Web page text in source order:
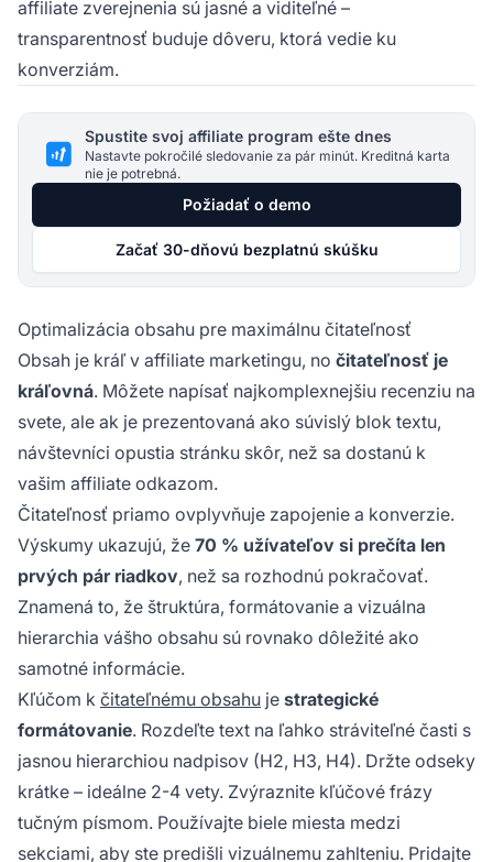
affiliate zverejnenia sú jasné a viditeľné –
transparentnosť buduje dôveru, ktorá vedie ku
konverziám.
Spustite svoj affiliate program ešte dnes
Nastavte pokročilé sledovanie za pár minút. Kreditná karta
nie je potrebná.
Požiadať o demo
Začať 30-dňovú bezplatnú skúšku
Optimalizácia obsahu pre maximálnu čitateľnosť
Obsah je kráľ v affiliate marketingu, no čitateľnosť je
kráľovná. Môžete napísať najkomplexnejšiu recenziu na
svete, ale ak je prezentovaná ako súvislý blok textu,
návštevníci opustia stránku skôr, než sa dostanú k
vašim affiliate odkazom.
Čitateľnosť priamo ovplyvňuje zapojenie a konverzie.
Výskumy ukazujú, že 70 % užívateľov si prečíta len
prvých pár riadkov, než sa rozhodnú pokračovať.
Znamená to, že štruktúra, formátovanie a vizuálna
hierarchia vášho obsahu sú rovnako dôležité ako
samotné informácie.
Kľúčom k čitateľnému obsahu je strategické
formátovanie. Rozdeľte text na ľahko stráviteľné časti s
jasnou hierarchiou nadpisov (H2, H3, H4). Držte odseky
krátke – ideálne 2-4 vety. Zvýraznite kľúčové frázy
tučným písmom. Používajte biele miesta medzi
sekciami, aby ste predišli vizuálnemu zahlteniu. Pridajte